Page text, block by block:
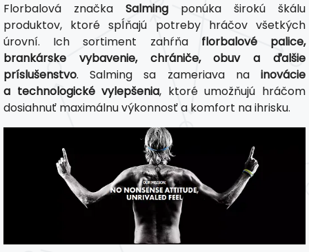
Florbalová značka Salming ponúka širokú škálu
produktov, ktoré spĺňajú potreby hráčov všetkých
úrovní. Ich sortiment zahŕňa florbalové palice,
brankárske vybavenie, chrániče, obuv a ďalšie
príslušenstvo. Salming sa zameriava na inovácie
a technologické vylepšenia, ktoré umožňujú hráčom
dosiahnuť maximálnu výkonnosť a komfort na ihrisku.